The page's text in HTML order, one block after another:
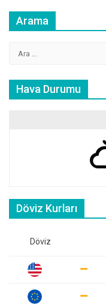
Arama
Hava Durumu
Döviz Kurları
Döviz